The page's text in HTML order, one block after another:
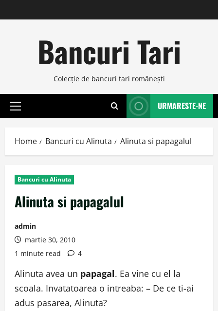
to
Bancuri Tari
Colecţie de bancuri tari româneşti
Primary
URMARESTE-NE
Home Bancuri cu Alinuta Alinuta si papagalul
Bancuri cu Alinuta
Alinuta si papagalul
admin
martie 30, 2010
1 minute read
4
Alinuta avea un papagal. Ea vine cu el la
scoala. Invatatoarea o intreaba: – De ce ti-ai
adus pasarea, Alinuta?